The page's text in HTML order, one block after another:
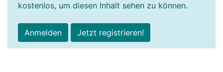
kostenlos, um diesen Inhalt sehen zu können.
Anmelden Jetzt registrieren!